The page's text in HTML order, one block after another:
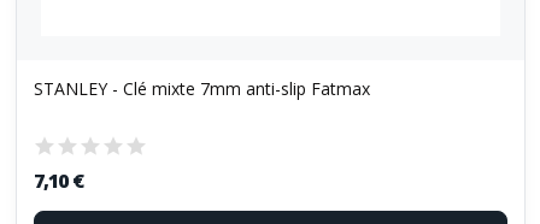
STANLEY - Clé mixte 7mm anti-slip Fatmax
7,10 €